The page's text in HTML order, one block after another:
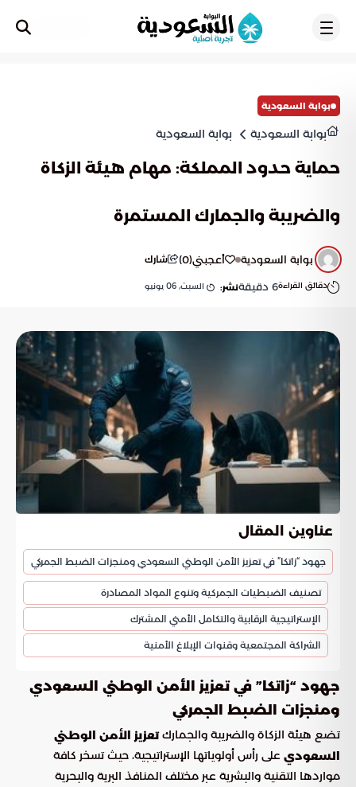
بوابة السعودية
بوابة السعودية بوابة السعودية
حماية حدود المملكة: مهام هيئة الزكاة
والضريبة والجمارك المستمرة
بوابة السعودية أعجبني(
0
) شارك
دقائق القراءة6 دقيقةنشر: السبت, 06 يونيو
عناوين المقال
جهود “زاتكا” في تعزيز الأمن الوطني السعودي ومنجزات الضبط الجمركي
تصنيف الضبطيات الجمركية وتنوع المواد المصادرة
الإستراتيجية الرقابية والتكامل الأمني المشترك
الشراكة المجتمعية وقنوات الإبلاغ الأمنية
جهود “زاتكا” في تعزيز الأمن الوطني السعودي
ومنجزات الضبط الجمركي
تضع هيئة الزكاة والضريبة والجماركتعزيز الأمن الوطني
السعودي على رأس أولوياتها الإستراتيجية، حيث تسخر كافة
مواردها التقنية والبشرية عبر مختلف المنافذ البرية والبحرية